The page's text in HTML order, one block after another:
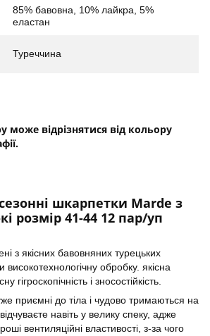
85% бавовна, 10% лайкра, 5%
еластан
Туреччина
може відрізнятися від кольору
шкарпетки Marde з
розмір 41-44 12 пар/уп
з якісних бавовняних турецьких
обробку. якісна
і зносостійкість.
приємні до тіла і чудово тримаються на
навіть у велику спеку, адже
вентиляційні властивості, з-за чого